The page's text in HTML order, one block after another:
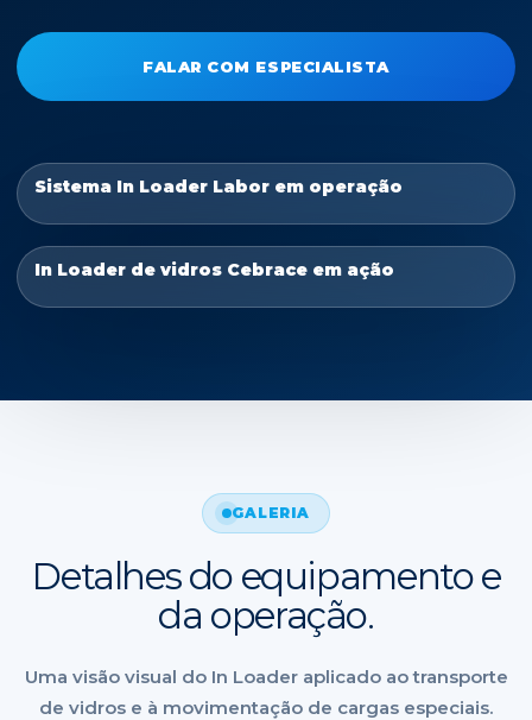
FALAR COM ESPECIALISTA
Sistema In Loader Labor em operação
In Loader de vidros Cebrace em ação
GALERIA
Detalhes do equipamento e
da operação.
Uma visão visual do In Loader aplicado ao transporte
de vidros e à movimentação de cargas especiais.